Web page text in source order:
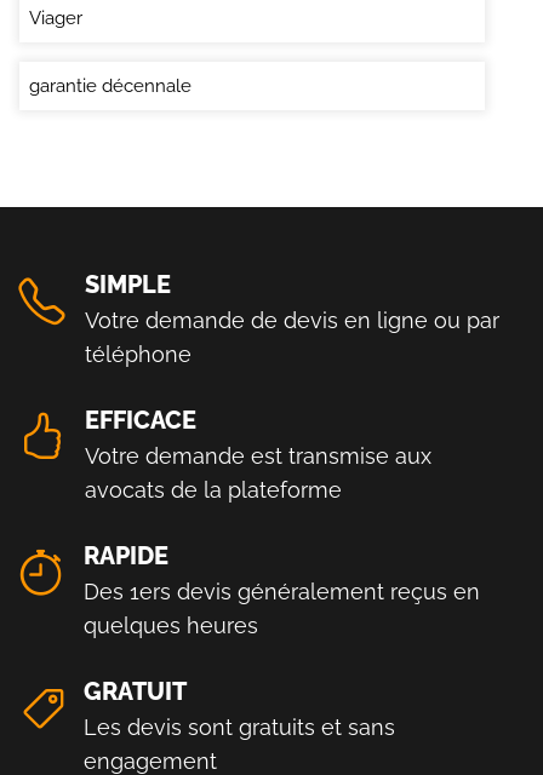
Viager
garantie décennale
SIMPLE
Votre demande de devis en ligne ou par
téléphone
EFFICACE
Votre demande est transmise aux
avocats de la plateforme
RAPIDE
Des 1ers devis généralement reçus en
quelques heures
GRATUIT
Les devis sont gratuits et sans
engagement